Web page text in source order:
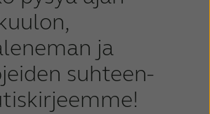
ja
suhteen-